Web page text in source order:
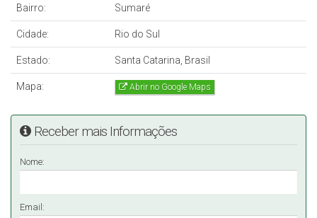
Bairro: Sumaré
Cidade: Rio do Sul
Estado: Santa Catarina, Brasil
Mapa: Abrir no Google Maps
Receber mais Informações
Nome:
Email: